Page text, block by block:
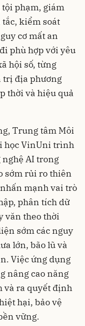
phạm, giám
kiểm soát
cơ mất an
phù hợp với yêu
hội số, từng
trị địa phương
thời và hiệu quả
Trung tâm Môi
học VinUni trình
nghệ AI trong
sớm rủi ro thiên
mạnh vai trò
phân tích dữ
văn theo thời
sớm các nguy
lớn, bão lũ và
Việc ứng dụng
nâng cao năng
và ra quyết định
hại, bảo vệ
vững.